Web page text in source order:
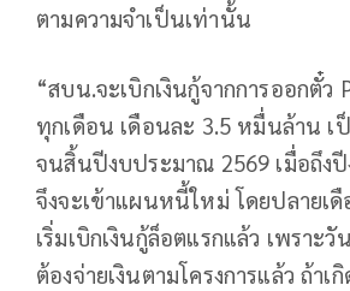
ตามความจำเป็นเท่านั้น
“สบน.จะเบิกเงินกู้จากการออกตั๋ว
ทุกเดือน เดือนละ 3.5 หมื่นล้าน เ
จนสิ้นปีงบประมาณ 2569 เมื่อถึง
จึงจะเข้าแผนหนี้ใหม่ โดยปลายเ
เริ่มเบิกเงินกู้ล็อตแรกแล้ว เพราะ
ต้องจ่ายเงินตามโครงการแล้ว ถ้าเ